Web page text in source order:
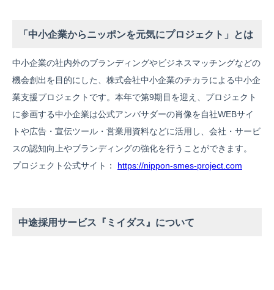
「中小企業からニッポンを元気にプロジェクト」とは
中小企業の社内外のブランディングやビジネスマッチングなどの
機会創出を目的にした、株式会社中小企業のチカラによる中小企
業支援プロジェクトです。本年で第9期目を迎え、プロジェクト
に参画する中小企業は公式アンバサダーの肖像を自社WEBサイ
トや広告・宣伝ツール・営業用資料などに活用し、会社・サービ
スの認知向上やブランディングの強化を行うことができます。
プロジェクト公式サイト： https://nippon-smes-project.com
中途採用サービス『ミイダス』について